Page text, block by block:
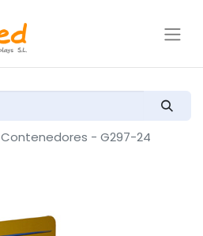
Contenedores - G297-24